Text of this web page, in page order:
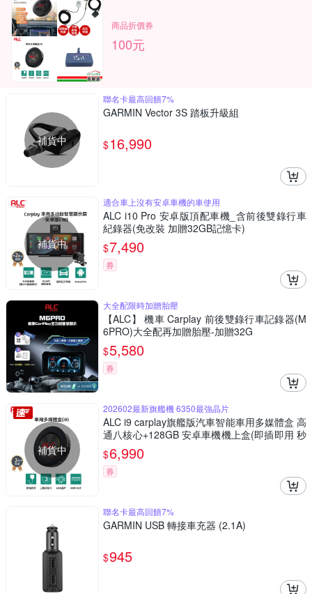
商品折價券
100元
補貨中
聯名卡最高回饋7%
GARMIN Vector 3S 踏板升級組
$16,990
補貨中
適合車上沒有安卓車機的車使用
ALC i10 Pro 安卓版頂配車機_含前後雙錄行車
紀錄器(免改裝 加贈32GB記憶卡)
$7,490
券
大全配限時加贈胎壓
【ALC】 機車 Carplay 前後雙錄行車記錄器(M
6PRO)大全配再加贈胎壓-加贈32G
$5,580
券
補貨中
202602最新旗艦機 6350最強晶片
ALC i9 carplay旗艦版汽車智能車用多媒體盒 高
通八核心+128GB 安卓車機機上盒(即插即用 秒
變安卓機)
$6,990
券
聯名卡最高回饋7%
GARMIN USB 轉接車充器 (2.1A)
$945